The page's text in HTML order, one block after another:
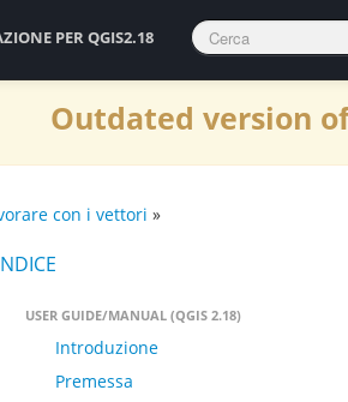
Outdated version
PER QGIS2.18
con i vettori »
USER GUIDE/MANUAL (QGIS 2.18)
Introduzione
Premessa